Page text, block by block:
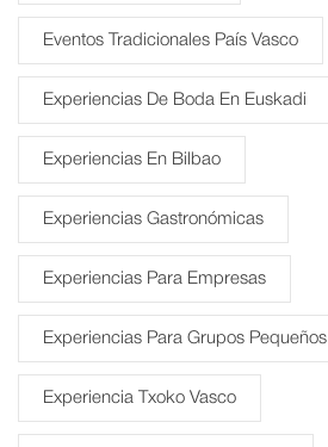
Eventos Tradicionales País Vasco
Experiencias De Boda En Euskadi
Experiencias En Bilbao
Experiencias Gastronómicas
Experiencias Para Empresas
Experiencias Para Grupos Pequeños
Experiencia Txoko Vasco